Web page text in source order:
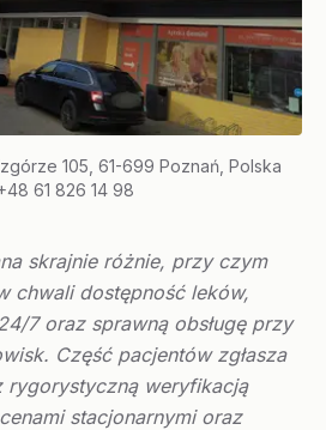
105, 61-699 Poznań, Polska
61 826 14 98
skrajnie różnie, przy czym
chwali dostępność leków,
7 oraz sprawną obsługę przy
Część pacjentów zgłasza
rygorystyczną weryfikacją
stacjonarnymi oraz